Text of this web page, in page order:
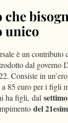
unico
è un contributo
dal governo
Consiste in
a 85 euro per i figli
ha figli, dal
del